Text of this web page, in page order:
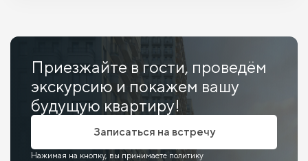
Приезжайте в гости, проведём
экскурсию и покажем вашу
будущую квартиру!
Записаться на встречу
Нажимая на кнопку, вы принимаете политику